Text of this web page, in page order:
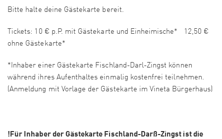
Bitte halte deine Gästekarte bereit.
Tickets: 10 € p.P. mit Gästekarte und Einheimische* 12,50 €
ohne Gästekarte*
*Inhaber einer Gästekarte Fischland-Darl-Zingst können
während ihres Aufenthaltes einmalig kostenfrei teilnehmen.
(Anmeldung mit Vorlage der Gästekarte im Vineta Bürgerhaus)
!Für Inhaber der Gästekarte Fischland-Darß-Zingst ist die